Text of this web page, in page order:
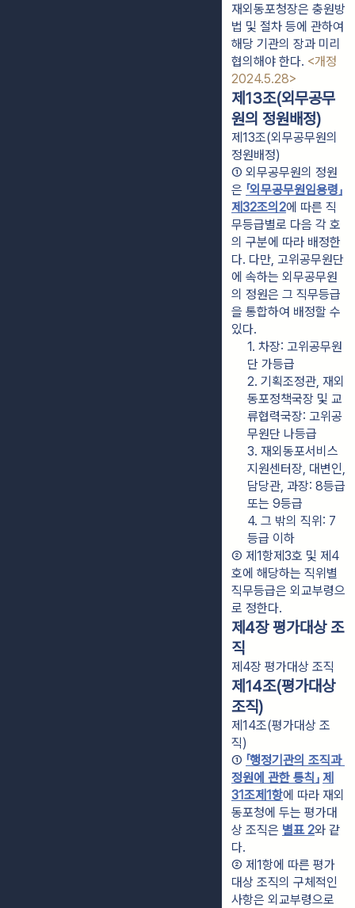
재외동포청장은 충원방
법 및 절차 등에 관하여
해당 기관의 장과 미리
협의해야 한다. <개정
2024.5.28>
제13조(외무공무
원의 정원배정)
제13조(외무공무원의
정원배정)
① 외무공무원의 정원
은 「외무공무원임용령」
제32조의2에 따른 직
무등급별로 다음 각 호
의 구분에 따라 배정한
다. 다만, 고위공무원단
에 속하는 외무공무원
의 정원은 그 직무등급
을 통합하여 배정할 수
있다.
1. 차장: 고위공무원
단 가등급
2. 기획조정관, 재외
동포정책국장 및 교
류협력국장: 고위공
무원단 나등급
3. 재외동포서비스
지원센터장, 대변인,
담당관, 과장: 8등급
또는 9등급
4. 그 밖의 직위: 7
등급 이하
② 제1항제3호 및 제4
호에 해당하는 직위별
직무등급은 외교부령으
로 정한다.
제4장 평가대상 조
직
제4장 평가대상 조직
제14조(평가대상
조직)
제14조(평가대상 조
직)
① 「행정기관의 조직과
정원에 관한 통칙」 제
31조제1항에 따라 재외
동포청에 두는 평가대
상 조직은 별표 2와 같
다.
② 제1항에 따른 평가
대상 조직의 구체적인
사항은 외교부령으로